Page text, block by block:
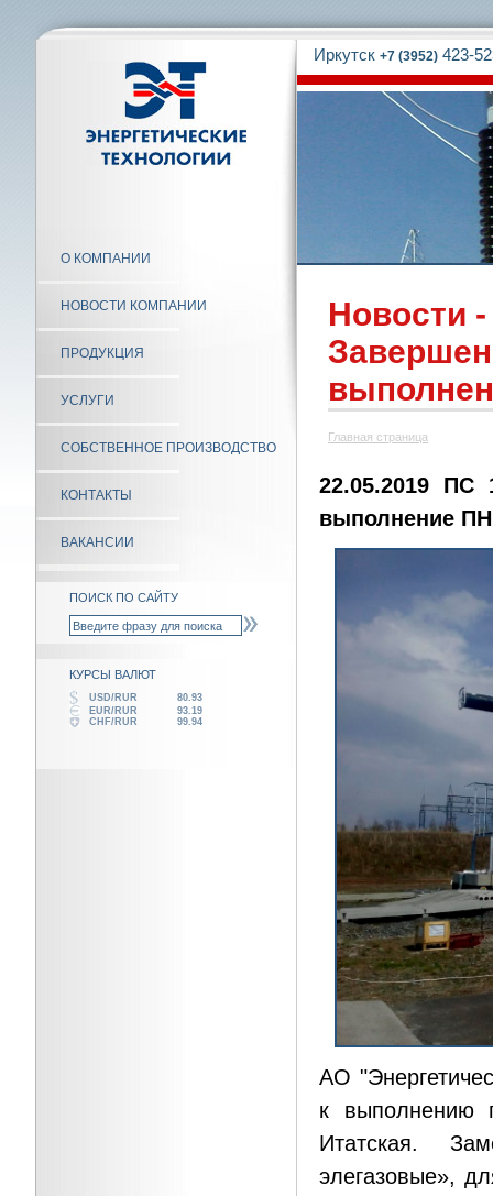
О КОМПАНИИ
НОВОСТИ КОМПАНИИ
ПРОДУКЦИЯ
УСЛУГИ
СОБСТВЕННОЕ ПРОИЗВОДСТВО
КОНТАКТЫ
ВАКАНСИИ
ПОИСК ПО САЙТУ
КУРСЫ ВАЛЮТ
USD/RUR
80.93
EUR/RUR
93.19
CHF/RUR
99.94
Иркутск +7 (3952) 423-
Новости
Главная страница
22.05.2019 ПС
выполнение
АО
к выполнению
Итатская.
элегазовые»,